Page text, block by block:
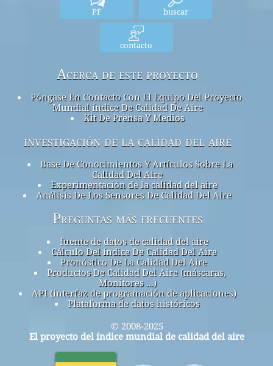
PF buscar
contacto
Acerca de este proyecto
Póngase En Contacto Con El Equipo Del Proyecto
Mundial índice De Calidad De Aire
Kit De Prensa Y Medios
investigación de la calidad del aire
Base De Conocimientos Y Artículos Sobre La
Calidad Del Aire
Experimentación de la calidad del aire
Análisis De Los Sensores De Calidad Del Aire
Preguntas más frecuentes
fuente de datos de calidad del aire
Cálculo Del índice De Calidad Del Aire
Pronóstico De La Calidad Del Aire
Productos De Calidad Del Aire (máscaras,
Monitores ...)
API (interfaz de programación de aplicaciones)
Plataforma de datos históricos
© 2008-2025
El proyecto del índice mundial de calidad del aire